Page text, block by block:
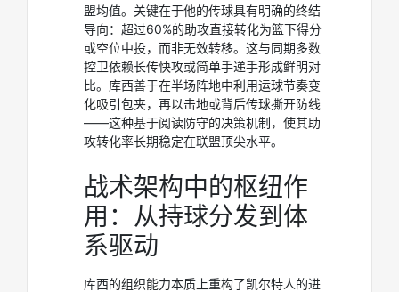
盟均值。关键在于他的传球具有明确的终结
导向：超过60%的助攻直接转化为篮下得分
或空位中投，而非无效转移。这与同期多数
控卫依赖长传快攻或简单手递手形成鲜明对
比。库西善于在半场阵地中利用运球节奏变
化吸引包夹，再以击地或背后传球撕开防线
——这种基于阅读防守的决策机制，使其助
攻转化率长期稳定在联盟顶尖水平。
战术架构中的枢纽作
用：从持球分发到体
系驱动
库西的组织能力本质上重构了凯尔特人的进